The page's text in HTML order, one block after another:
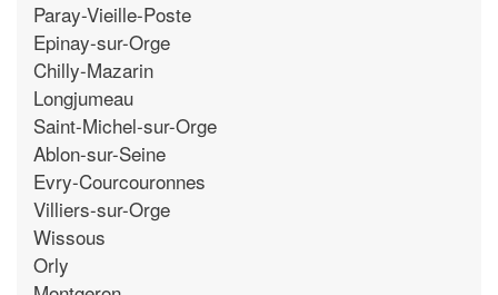
Paray-Vieille-Poste
Epinay-sur-Orge
Chilly-Mazarin
Longjumeau
Saint-Michel-sur-Orge
Ablon-sur-Seine
Evry-Courcouronnes
Villiers-sur-Orge
Wissous
Orly